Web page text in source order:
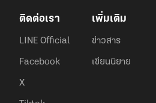
ติดต่อเรา
LINE Official
Facebook
X
เพิ่มเติม
ข่าวสาร
เขียนนิยาย